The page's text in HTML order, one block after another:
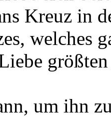
Kreuz in
welches
um ihn